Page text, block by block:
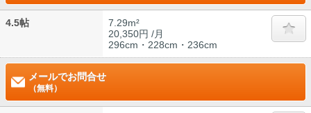
4.5帖
7.29m²
20,350円 /月
296cm・228cm・236cm
メールでお問合せ
（無料）